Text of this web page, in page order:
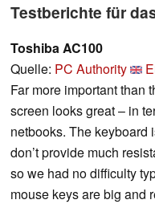
Testberichte für
Toshiba AC100
Quelle: PC Authority
Far more important than
screen looks great – in
netbooks. The keyboard
don’t provide much
so we had no difficulty
mouse keys are big and